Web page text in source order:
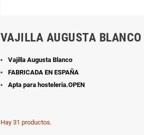
VAJILLA AUGUSTA
Vajilla Augusta Blanco
FABRICADA EN ESPAÑA
Apta para hosteleria.OPEN
Hay 31 productos.